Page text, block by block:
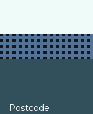
Postcode